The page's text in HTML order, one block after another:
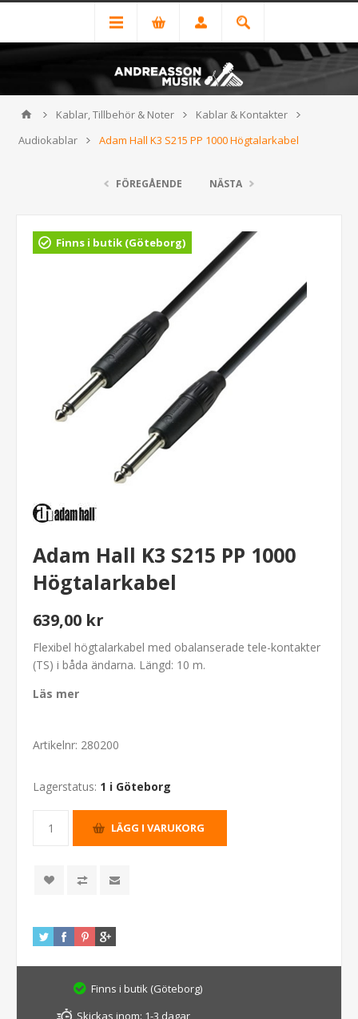
Kablar, Tillbehör & Noter
Kablar & Kontakter
Audiokablar
Adam Hall K3 S215 PP 1000 Högtalarkabel
FÖREGÅENDE NÄSTA
Finns i butik (Göteborg)
Adam Hall K3 S215 PP 1000
Högtalarkabel
639,00 kr
Flexibel högtalarkabel med obalanserade tele-kontakter
(TS) i båda ändarna. Längd: 10 m.
Läs mer
Artikelnr: 280200
Lagerstatus: 1 i Göteborg
Finns i butik (Göteborg)
Skickas inom: 1-3 dagar